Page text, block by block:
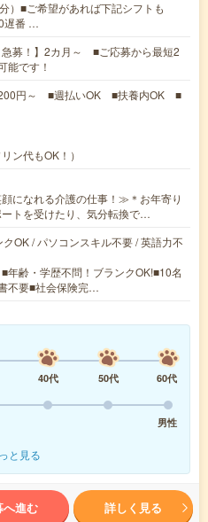
）■ご希望があれば下記シフトも
遅番 …
急募！】2カ月～ ■ご応募から最短2
能です！
円～ ■週払いOK ■扶養内OK ■
ン代もOK！）
になれる介護の仕事！≫＊お年寄り
トを受けたり、気分転換で…
OK / パソコンスキル不要 / 英語力不
年齢・学歴不問！ブランクOK!■10名
不要■社会保険完…
40代 50代
60代
男性
と見る
へ進む 詳しく見る